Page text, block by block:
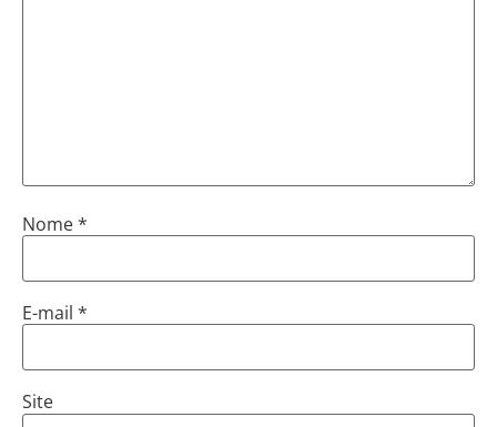
Nome*
E-mail *
Site